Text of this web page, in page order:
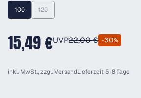
100 120(Diese Option ist zurzeit nicht verfügbar.)
15,49 €UVP22,00 € -30%
inkl. MwSt., zzgl.VersandLieferzeit 5-8 Tage